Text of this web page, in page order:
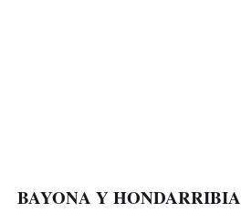
BAYONA Y HONDARRIBIA